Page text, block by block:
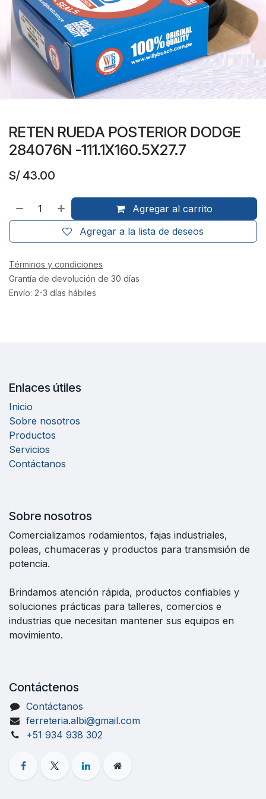
RETEN RUEDA POSTERIOR DODGE
284076N -111.1X160.5X27.7
S/ 43.00
Agregar al carrito
Agregar a la lista de deseos
Términos y condiciones
Grantía de devolución de 30 días
Envío: 2-3 días hábiles
Enlaces útiles
Inicio
Sobre nosotros
Productos
Servicios
Contáctanos
Sobre nosotros
Comercializamos rodamientos, fajas industriales,
poleas, chumaceras y productos para transmisión de
potencia.
Brindamos atención rápida, productos confiables y
soluciones prácticas para talleres, comercios e
industrias que necesitan mantener sus equipos en
movimiento.
Contáctenos
Contáctanos
ferreteria.albi@gmail.com
+51 934 938 302